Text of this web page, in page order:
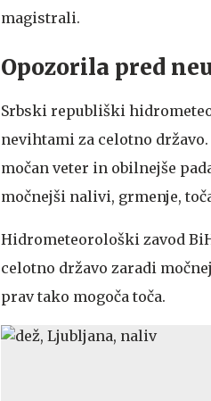
magistrali.
Opozorila pred
Srbski republiški
nevihtami za celotno
močan veter in obilnejše
močnejši nalivi, grmenje,
Hidrometeorološki zavod
celotno državo zaradi
prav tako mogoča toča.